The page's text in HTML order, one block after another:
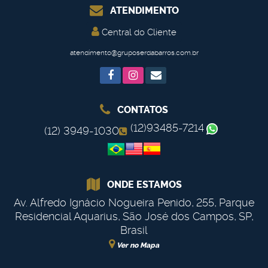
ATENDIMENTO
Central do Cliente
atendimento@gruposerdabarros.com.br
CONTATOS
(12) 3949-1030 (12)93485-7214
ONDE ESTAMOS
Av. Alfredo Ignácio Nogueira Penido, 255, Parque
Residencial Aquarius, São José dos Campos, SP,
Brasil
Ver no Mapa